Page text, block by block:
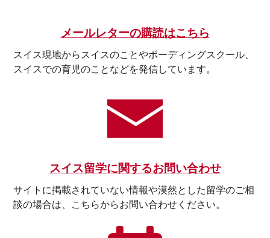
メールレターの購読はこちら
スイス現地からスイスのことやボーディングスクール、
スイスでの育児のことなどを発信しています。
スイス留学に関するお問い合わせ
サイトに掲載されていない情報や漠然とした留学のご相
談の場合は、こちらからお問い合わせください。